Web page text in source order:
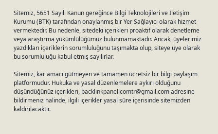
Sitemiz, 5651 Sayılı Kanun gereğince Bilgi Teknolojileri ve İletişim
Kurumu (BTK) tarafından onaylanmış bir Yer Sağlayıcı olarak hizmet
vermektedir. Bu nedenle, sitedeki içerikleri proaktif olarak denetleme
veya araştırma yükümlülüğümüz bulunmamaktadır. Ancak, üyelerimiz
yazdıkları içeriklerin sorumluluğunu taşımakta olup, siteye üye olarak
bu sorumluluğu kabul etmiş sayılırlar.
Sitemiz, kar amacı gütmeyen ve tamamen ücretsiz bir bilgi paylaşım
platformudur. Hukuka ve yasal düzenlemelere aykırı olduğunu
düşündüğünüz içerikleri, backlinkpanelicomtr@gmail.comadresine
bildirmeniz halinde, ilgili içerikler yasal süre içerisinde sitemizden
kaldırılacaktır.